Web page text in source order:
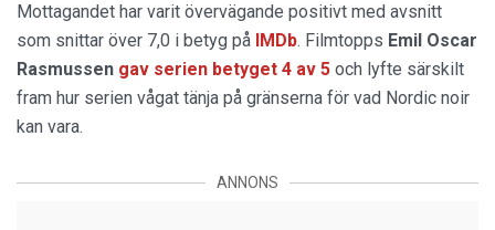
Mottagandet har varit övervägande positivt med avsnitt
som snittar över 7,0 i betyg på IMDb. Filmtopps Emil Oscar
Rasmussen gav serien betyget 4 av 5 och lyfte särskilt
fram hur serien vågat tänja på gränserna för vad Nordic noir
kan vara.
ANNONS